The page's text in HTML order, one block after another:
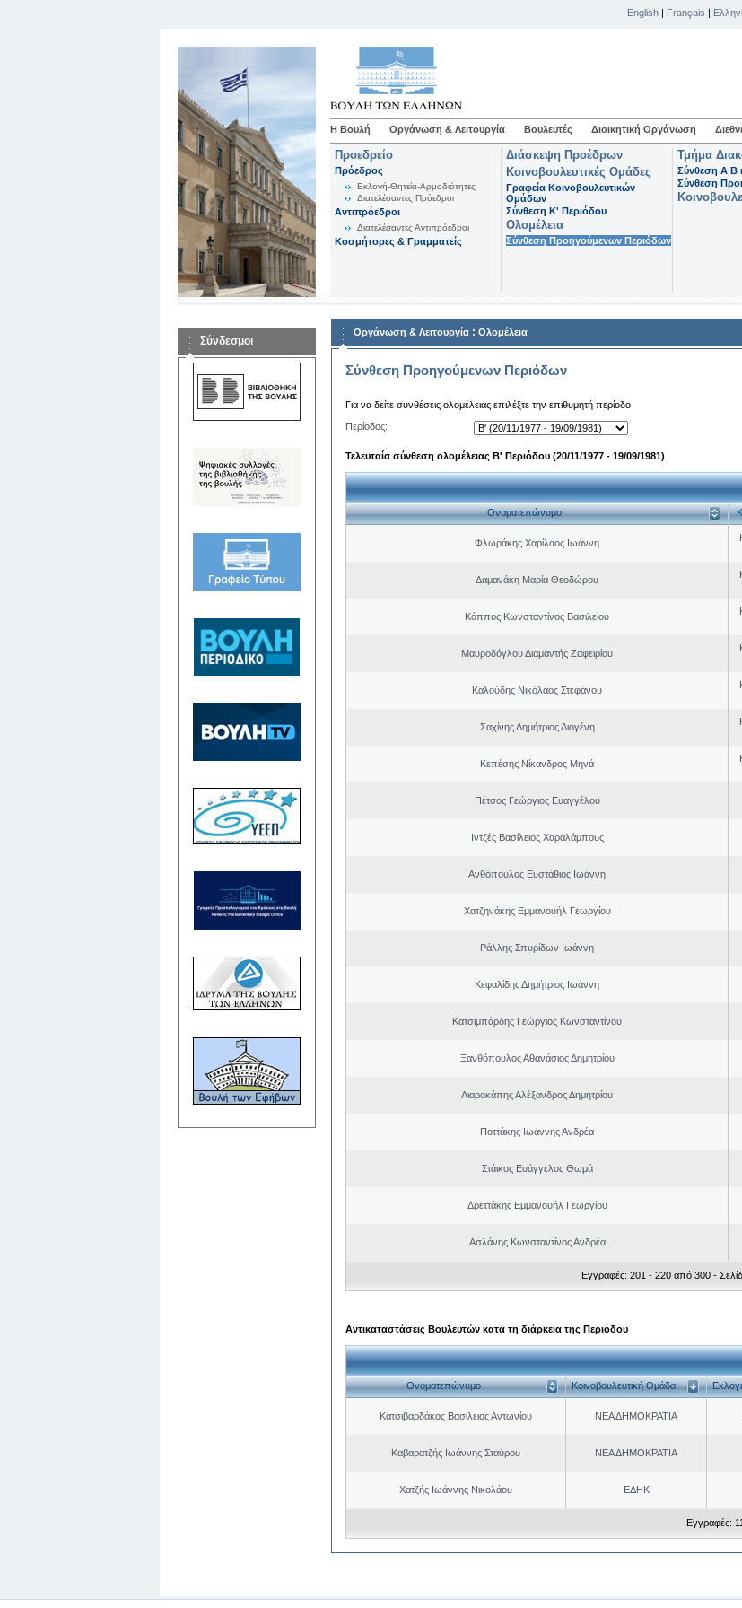
English | Français |
Η Βουλή Οργάνωση & Λειτουργία Βουλευτές Διοικητική Οργάνωση
Προεδρείο
Πρόεδρος
Εκλογή-Θητεία-Αρμοδιότητες
Διατελέσαντες Πρόεδροι
Αντιπρόεδροι
Διατελέσαντες Αντιπρόεδροι
Κοσμήτορες & Γραμματείς
Διάσκεψη Προέδρων
Κοινοβουλευτικές Ομάδες
Γραφεία Κοινοβουλευτικών
Ομάδων
Σύνθεση K' Περιόδου
Ολομέλεια
Σύνθεση Προηγούμενων Περιόδων
Τμήμα
Σύνθεση Α Β
Σύνθεση
Σύνδεσμοι
Οργάνωση & Λειτουργία : Ολομέλεια
Σύνθεση Προηγούμενων Περιόδων
Για να δείτε συνθέσεις ολομέλειας επιλέξτε την επιθυμητή περίοδο
Περίοδος:
Τελευταία σύνθεση ολομέλειας Β' Περιόδου (20/11/1977 - 19/09/1981)
Ονοματεπώνυμο
Φλωράκης Χαρίλαος Ιωάννη
Δαμανάκη Μαρία Θεοδώρου
Κάππος Κωνσταντίνος Βασιλείου
Μαυροδόγλου Διαμαντής Ζαφειρίου
Καλούδης Νικόλαος Στεφάνου
Σαχίνης Δημήτριος Διογένη
Κεπέσης Νίκανδρος Μηνά
Πέτσος Γεώργιος Ευαγγέλου
Ιντζές Βασίλειος Χαραλάμπους
Ανθόπουλος Ευστάθιος Ιωάννη
Χατζηνάκης Εμμανουήλ Γεωργίου
Ράλλης Σπυρίδων Ιωάννη
Κεφαλίδης Δημήτριος Ιωάννη
Κατσιμπάρδης Γεώργιος Κωνσταντίνου
Ξανθόπουλος Αθανάσιος Δημητρίου
Λιαροκάπης Αλέξανδρος Δημητρίου
Ποττάκης Ιωάννης Ανδρέα
Στάικος Ευάγγελος Θωμά
Δρεττάκης Εμμανουήλ Γεωργίου
Ασλάνης Κωνσταντίνος Ανδρέα
Εγγραφές: 201 - 220 από 300 -
Αντικαταστάσεις Βουλευτών κατά τη διάρκεια της Περιόδου
Ονοματεπώνυμο Κοινοβουλευτική Ομάδα
Κατσιβαρδάκος Βασίλειος Αντωνίου ΝΕΑ ΔΗΜΟΚΡΑΤΙΑ
Καβαρατζής Ιωάννης Σταύρου ΝΕΑ ΔΗΜΟΚΡΑΤΙΑ
Χατζής Ιωάννης Νικολάου ΕΔΗΚ
Εγγραφές: